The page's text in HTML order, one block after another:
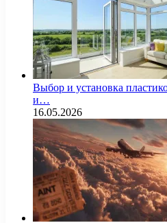
Выбор и установка
и…
16.05.2026